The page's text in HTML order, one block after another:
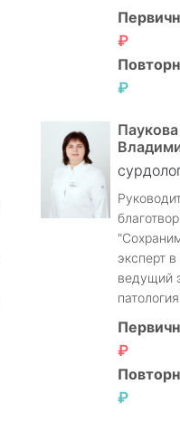
₽
₽
эксперт
ведущий
₽
₽